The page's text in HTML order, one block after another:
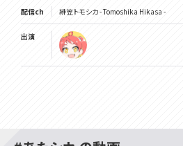
配信ch 緋笠トモシカ - Tomoshika Hikasa -
出演